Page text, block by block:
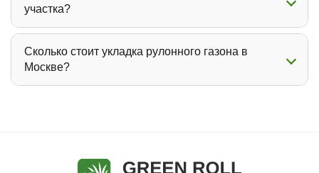
участка?
Сколько стоит укладка рулонного газона в
Москве?